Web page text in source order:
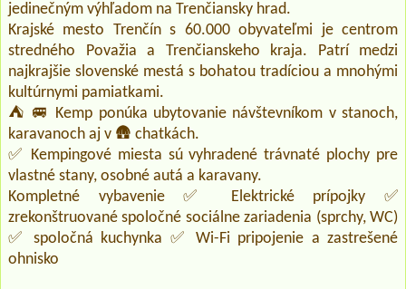
jedinečným výhľadom na Trenčiansky hrad.
Krajské mesto Trenčín s 60.000 obyvateľmi je centrom
stredného Považia a Trenčianskeho kraja. Patrí medzi
najkrajšie slovenské mestá s bohatou tradíciou a mnohými
kultúrnymi pamiatkami.
⛺ 🚐 Kemp ponúka ubytovanie návštevníkom v stanoch,
karavanoch aj v 🛖 chatkách.
✅ Kempingové miesta sú vyhradené trávnaté plochy pre
vlastné stany, osobné autá a karavany.
Kompletné vybavenie ✅ Elektrické prípojky ✅
zrekonštruované spoločné sociálne zariadenia (sprchy, WC)
✅ spoločná kuchynka ✅ Wi-Fi pripojenie a zastrešené
ohnisko